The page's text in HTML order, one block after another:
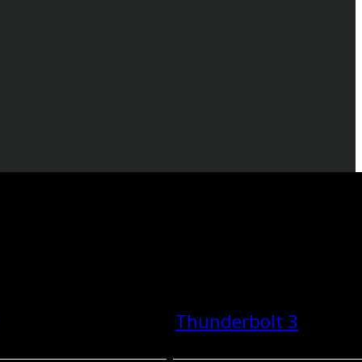
Thunderbolt 3